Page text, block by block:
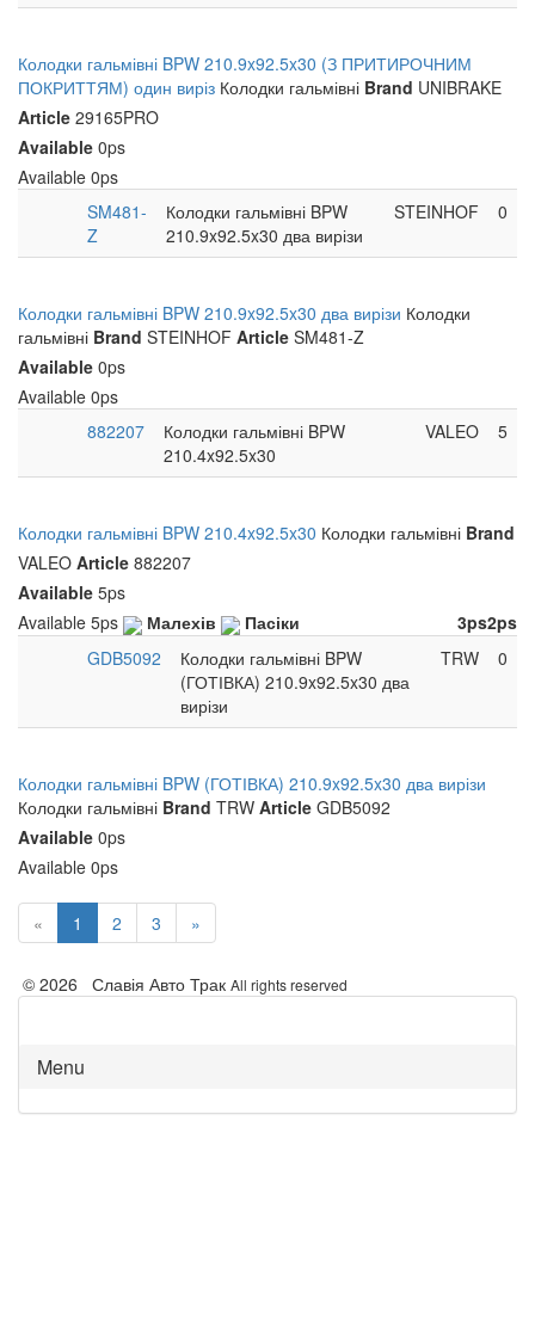
Колодки гальмівні BPW 210.9x92.5x30 (З ПРИТИРОЧНИМ
ПОКРИТТЯМ) один виріз Колодки гальмівні Brand UNIBRAKE
Article 29165PRO
Available 0ps
Available 0ps
SM481-
Z
Колодки гальмівні BPW
210.9x92.5x30 два вирізи
STEINHOF 0
Колодки гальмівні BPW 210.9x92.5x30 два вирізи Колодки
гальмівні Brand STEINHOF Article SM481-Z
Available 0ps
Available 0ps
882207
Колодки гальмівні BPW
210.4x92.5x30
VALEO 5
Колодки гальмівні BPW 210.4x92.5x30 Колодки гальмівні Brand
VALEO Article 882207
Available 5ps
Available 5ps Малехів 2ps
Пасіки
3ps
GDB5092
Колодки гальмівні BPW
(ГОТІВКА) 210.9x92.5x30 два
вирізи
TRW 0
Колодки гальмівні BPW (ГОТІВКА) 210.9x92.5x30 два вирізи
Колодки гальмівні Brand TRW Article GDB5092
Available 0ps
Available 0ps
« 1 2 3 »
© 2026 Славія Авто Трак All rights reserved
Menu